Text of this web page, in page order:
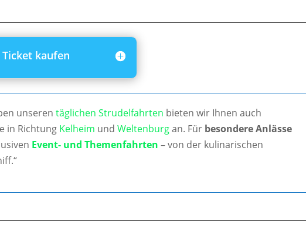
Ticket kaufen
unserentäglichen Strudelfahrten bieten wir Ihnen auch
in Richtung Kelheim undWeltenburgan. Für besondere Anlässe
Event- und Themenfahrten – von der kulinarischen